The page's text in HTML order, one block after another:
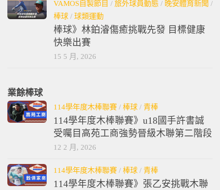
VAMOS自製節目 / 旅外球員動態 / 晚安體育新聞 /
棒球 / 球類運動
棒球》林鉑濬傷癒挑戰先發 目標健康
快樂出賽
15 5 月, 2026
業餘棒球
114學年度木棒聯賽 / 棒球 / 青棒
114學年度木棒聯賽》u18國手許書誠
受囑目高苑工商強勢晉級木聯第二階段
12 2 月, 2026
114學年度木棒聯賽 / 棒球 / 青棒
114學年度木棒聯賽》張乙安挑戰木聯